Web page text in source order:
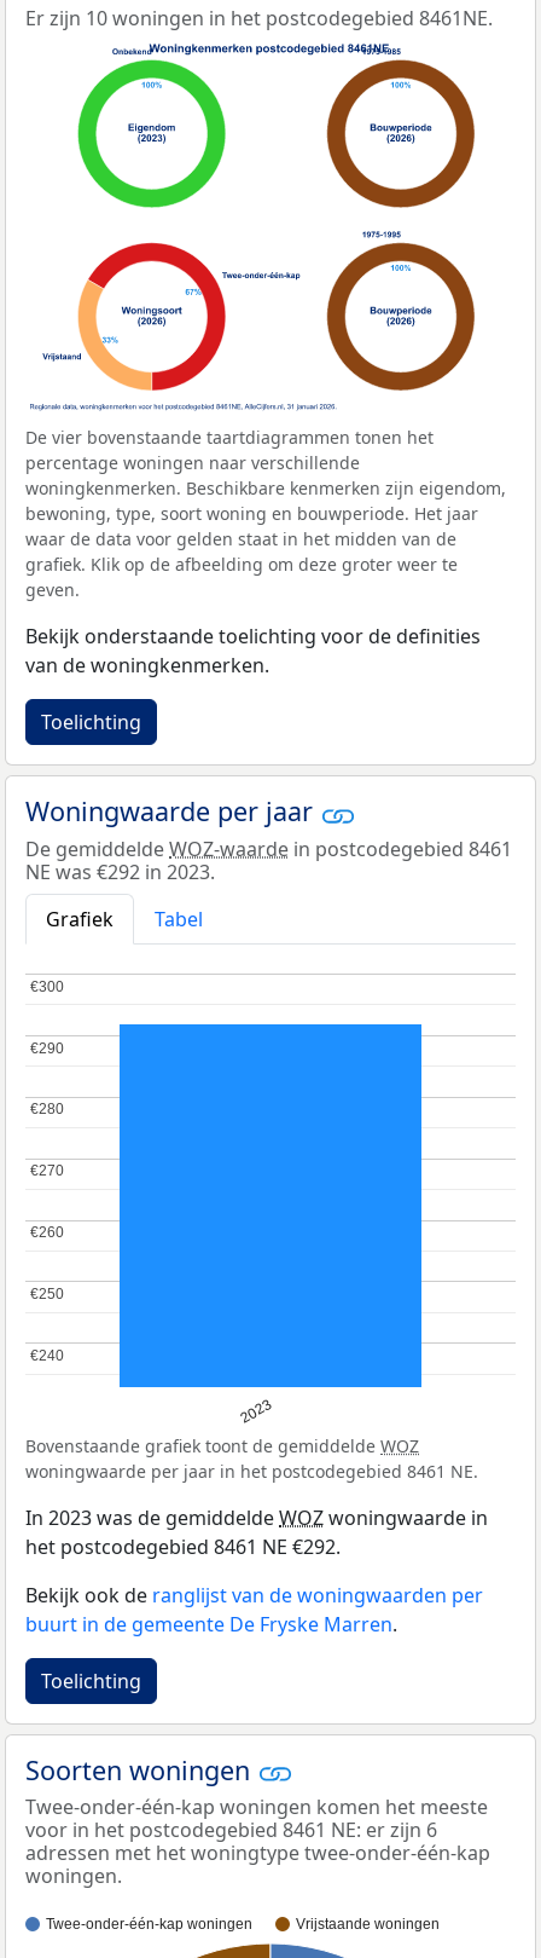
Er zijn 10 woningen in het postcodegebied 8461NE.
De vier bovenstaande taartdiagrammen tonen het
percentage woningen naar verschillende
woningkenmerken. Beschikbare kenmerken zijn eigendom,
bewoning, type, soort woning en bouwperiode. Het jaar
waar de data voor gelden staat in het midden van de
grafiek. Klik op de afbeelding om deze groter weer te
geven.
Bekijk onderstaande toelichting voor de definities
van de woningkenmerken.
Toelichting
Woningwaarde per jaar
De gemiddeldeWOZ-waarde in postcodegebied 8461
NE was €292 in 2023.
Grafiek
Tabel
2023
€240
€240
€250
€250
€260
€260
€270
€270
€280
€280
€290
€290
€300
€300
Bovenstaande grafiek toont de gemiddelde WOZ
woningwaarde per jaar in het postcodegebied 8461 NE.
In 2023 was de gemiddeldeWOZwoningwaarde in
het postcodegebied 8461 NE €292.
Bekijk ook de ranglijst van de woningwaarden per
buurt in de gemeente De Fryske Marren.
Toelichting
Soorten woningen
Twee-onder-één-kap woningen komen het meeste
voor in het postcodegebied 8461 NE: er zijn 6
adressen met het woningtype twee-onder-één-kap
woningen.
Twee-onder-één-kap woningen Vrijstaande woningen